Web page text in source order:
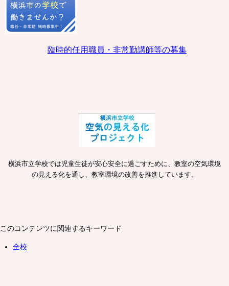
臨時的任用職員・非常勤講師等の募集
横浜市立学校では児童生徒が安心安全に過ごすために、教室の空気環境
の見える化を通し、教室環境の改善を推進しています。
このコンテンツに関連するキーワード
全校